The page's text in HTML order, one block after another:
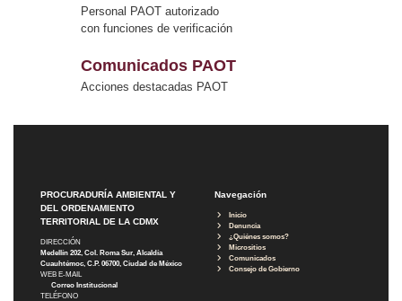
Personal PAOT autorizado
con funciones de verificación
Comunicados PAOT
Acciones destacadas PAOT
PROCURADURÍA AMBIENTAL Y
DEL ORDENAMIENTO
TERRITORIAL DE LA CDMX
DIRECCIÓN
Medellín 202, Col. Roma Sur, Alcaldía
Cuauhtémoc, C.P. 06700, Ciudad de México
WEB E-MAIL
Correo Institucional
TELÉFONO
Navegación
Inicio
Denuncia
¿Quiénes somos?
Micrositios
Comunicados
Consejo de Gobierno